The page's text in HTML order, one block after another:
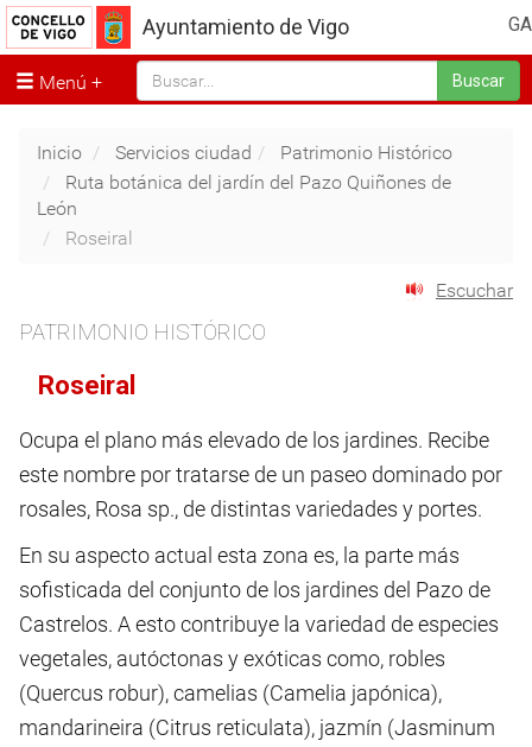
GA
Ayuntamiento de Vigo
Menú Buscar
Inicio Servicios ciudad
Patrimonio Histórico
Ruta botánica del jardín del Pazo Quiñones de
León
Roseiral
Escuchar
PATRIMONIO HISTÓRICO
Roseiral
Ocupa el plano más elevado de los jardines. Recibe
este nombre por tratarse de un paseo dominado por
rosales, Rosa sp., de distintas variedades y portes.
En su aspecto actual esta zona es, la parte más
sofisticada del conjunto de los jardines del Pazo de
Castrelos. A esto contribuye la variedad de especies
vegetales, autóctonas y exóticas como, robles
(Quercus robur), camelias (Camelia japónica),
mandarineira (Citrus reticulata), jazmín (Jasminum